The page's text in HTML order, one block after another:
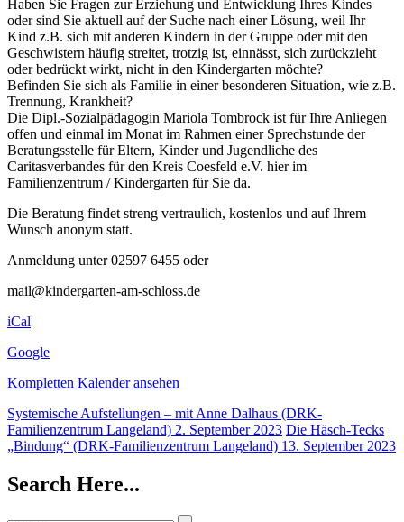
Haben Sie Fragen zur Erziehung und Entwicklung Ihres Kindes
oder sind Sie aktuell auf der Suche nach einer Lösung, weil Ihr
Kind z.B. sich mit anderen Kindern in der Gruppe oder mit den
Geschwistern häufig streitet, trotzig ist, einnässt, sich zurückzieht
oder bedrückt wirkt, nicht in den Kindergarten möchte?
Befinden Sie sich als Familie in einer besonderen Situation, wie z.B.
Trennung, Krankheit?
Die Dipl.-Sozialpädagogin Mariola Tombrock ist für Ihre Anliegen
offen und einmal im Monat im Rahmen einer Sprechstunde der
Beratungsstelle für Eltern, Kinder und Jugendliche des
Caritasverbandes für den Kreis Coesfeld e.V. hier im
Familienzentrum / Kindergarten für Sie da.
Die Beratung findet streng vertraulich, kostenlos und auf Ihrem
Wunsch anonym statt.
Anmeldung unter 02597 6455 oder
mail@kindergarten-am-schloss.de
iCal
Google
Kompletten Kalender ansehen
Systemische Aufstellungen – mit Anne Dalhaus (DRK-
Familienzentrum Langeland) 2. September 2023 Die Häsch-Tecks
„Bindung“ (DRK-Familienzentrum Langeland) 13. September 2023
Search Here...